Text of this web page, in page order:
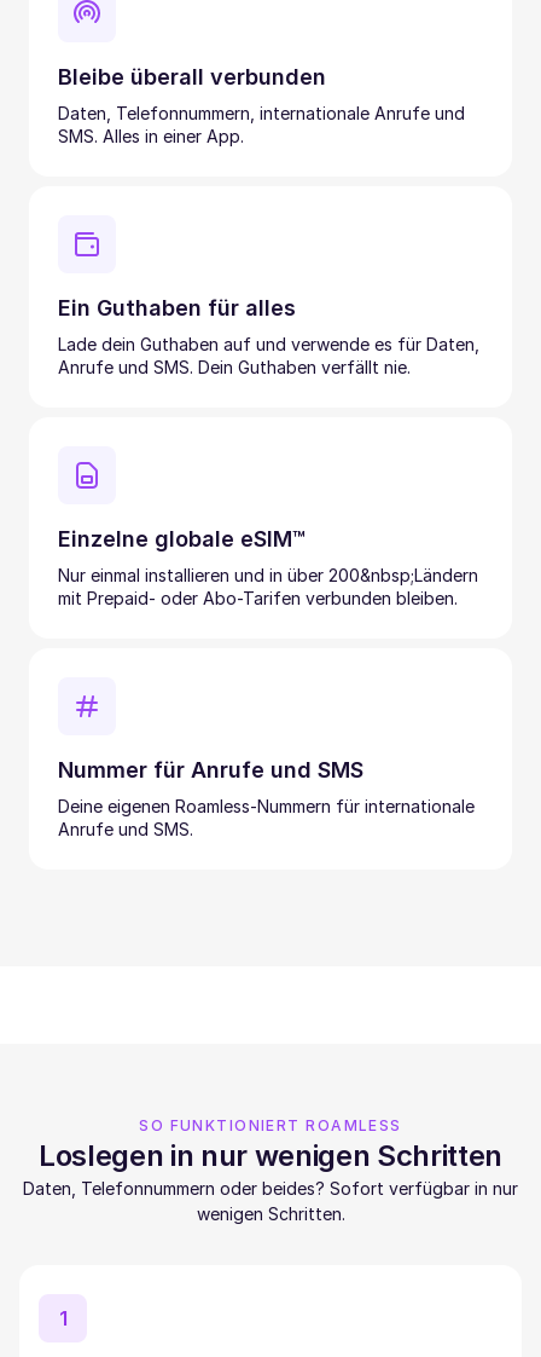
Bleibe überall verbunden
Daten, Telefonnummern, internationale Anrufe und
SMS. Alles in einer App.
Ein Guthaben für alles
Lade dein Guthaben auf und verwende es für Daten,
Anrufe und SMS. Dein Guthaben verfällt nie.
Einzelne globale eSIM™
Nur einmal installieren und in über 200&nbsp;Ländern
mit Prepaid- oder Abo-Tarifen verbunden bleiben.
Nummer für Anrufe und SMS
Deine eigenen Roamless-Nummern für internationale
Anrufe und SMS.
SO FUNKTIONIERT ROAMLESS
Loslegen in nur wenigen Schritten
Daten, Telefonnummern oder beides? Sofort verfügbar in nur
wenigen Schritten.
1